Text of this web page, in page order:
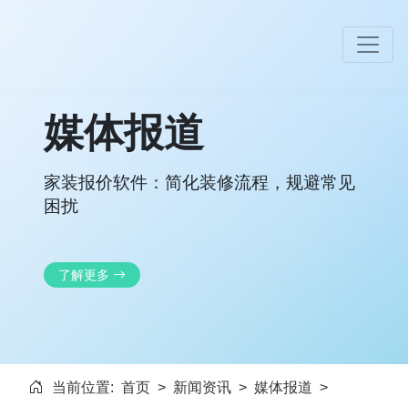
媒体报道
家装报价软件：简化装修流程，规避常见
困扰
了解更多
当前位置: 首页 > 新闻资讯 > 媒体报道 >